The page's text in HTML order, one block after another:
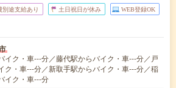
別途支給あり 土日祝日が休み WEB登録OK
イク・車---分／藤代駅からバイク・車---分／戸
ク・車---分／新取手駅からバイク・車---分／稲
イク・車---分